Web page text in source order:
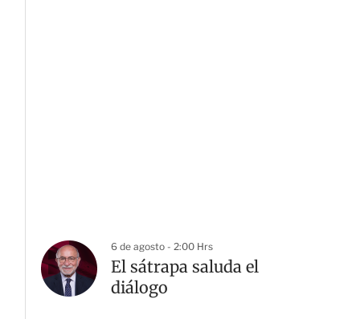
6 de agosto - 2:00 Hrs
El sátrapa saluda el
diálogo